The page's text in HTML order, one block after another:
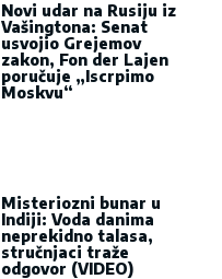
Novi udar na Rusiju iz
Vašingtona: Senat
usvojio Grejemov
zakon, Fon der Lajen
poručuje „Iscrpimo
Moskvu“
Misteriozni bunar u
Indiji: Voda danima
neprekidno talasa,
stručnjaci traže
odgovor (VIDEO)